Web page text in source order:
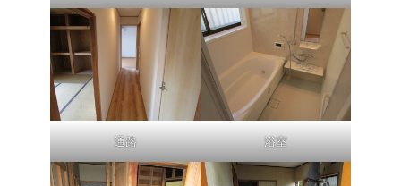
通路 浴室